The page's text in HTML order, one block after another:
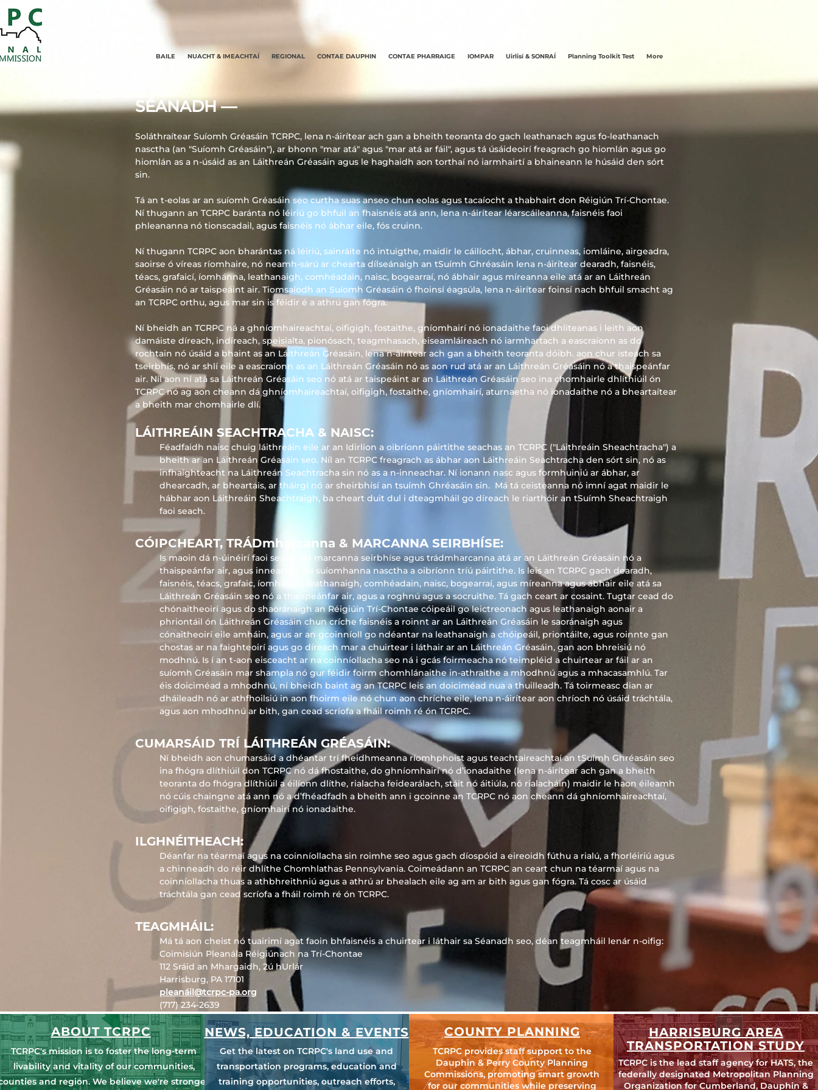
BAILE NUACHT & IMEACHTAÍ REGIONAL CONTAE DAUPHIN CONTAE PHARRAIGE IOMPAR Uirlisí & SONRAÍ Planning Toolkit Test More
SÉANADH ––
Soláthraítear Suíomh Gréasáin TCRPC, lena n-áirítear ach gan a bheith teoranta do gach leathanach agus fo-leathanach
nasctha (an "Suíomh Gréasáin"), ar bhonn "mar atá" agus "mar atá ar fáil", agus tá úsáideoirí freagrach go hiomlán agus go
hiomlán as a n-úsáid as an Láithreán Gréasáin agus le haghaidh aon torthaí nó iarmhairtí a bhaineann le húsáid den sórt
sin.
Tá an t-eolas ar an suíomh Gréasáin seo curtha suas anseo chun eolas agus tacaíocht a thabhairt don Réigiún Trí-Chontae.
Ní thugann an TCRPC baránta nó léiriú go bhfuil an fhaisnéis atá ann, lena n-áirítear léarscáileanna, faisnéis faoi
phleananna nó tionscadail, agus faisnéis nó ábhar eile, fós cruinn.
Ní thugann TCRPC aon bharántas ná léiriú, sainráite nó intuigthe, maidir le cáilíocht, ábhar, cruinneas, iomláine, airgeadra,
saoirse ó víreas ríomhaire, nó neamh-sárú ar chearta dílseánaigh an tSuímh Ghréasáin lena n-áirítear dearadh, faisnéis,
téacs, grafaicí, íomhánna, leathanaigh, comhéadain, naisc, bogearraí, nó ábhair agus míreanna eile atá ar an Láithreán
Gréasáin nó ar taispeáint air. Tiomsaíodh an Suíomh Gréasáin ó fhoinsí éagsúla, lena n-áirítear foinsí nach bhfuil smacht ag
an TCRPC orthu, agus mar sin is féidir é a athrú gan fógra.
Ní bheidh an TCRPC ná a ghníomhaireachtaí, oifigigh, fostaithe, gníomhairí nó ionadaithe faoi dhliteanas i leith aon
damáiste díreach, indíreach, speisialta, pionósach, teagmhasach, eiseamláireach nó iarmhartach a eascraíonn as do
rochtain nó úsáid a bhaint as an Láithreán Gréasáin, lena n-áirítear ach gan a bheith teoranta dóibh. aon chur isteach sa
tseirbhís, nó ar shlí eile a eascraíonn as an Láithreán Gréasáin nó as aon rud atá ar an Láithreán Gréasáin nó a thaispeánfar
air. Níl aon ní atá sa Láithreán Gréasáin seo nó atá ar taispeáint ar an Láithreán Gréasáin seo ina chomhairle dhlíthiúil ón
TCRPC nó ag aon cheann dá ghníomhaireachtaí, oifigigh, fostaithe, gníomhairí, aturnaetha nó ionadaithe nó a bheartaítear
a bheith mar chomhairle dlí.
LÁITHREÁIN SEACHTRACHA & NAISC:
Féadfaidh naisc chuig láithreáin eile ar an Idirlíon a oibríonn páirtithe seachas an TCRPC ("Láithreáin Sheachtracha") a
bheith ar an Láithreán Gréasáin seo. Níl an TCRPC freagrach as ábhar aon Láithreáin Seachtracha den sórt sin, nó as
infhaighteacht na Láithreán Seachtracha sin nó as a n-inneachar. Ní ionann nasc agus formhuiniú ar ábhar, ar
dhearcadh, ar bheartais, ar tháirgí nó ar sheirbhísí an tsuímh Ghréasáin sin. Má tá ceisteanna nó imní agat maidir le
hábhar aon Láithreáin Sheachtraigh, ba cheart duit dul i dteagmháil go díreach le riarthóir an tSuímh Sheachtraigh
faoi seach.
CÓIPCHEART, TRÁDmharcanna & MARCANNA SEIRBHÍSE:
Is maoin dá n-úinéirí faoi seach iad marcanna seirbhíse agus trádmharcanna atá ar an Láithreán Gréasáin nó a
thaispeánfar air, agus inneachar na suíomhanna nasctha a oibríonn tríú páirtithe. Is leis an TCRPC gach dearadh,
faisnéis, téacs, grafaic, íomhánna, leathanaigh, comhéadain, naisc, bogearraí, agus míreanna agus ábhair eile atá sa
Láithreán Gréasáin seo nó a thaispeánfar air, agus a roghnú agus a socruithe. Tá gach ceart ar cosaint. Tugtar cead do
chónaitheoirí agus do shaoránaigh an Réigiúin Trí-Chontae cóipeáil go leictreonach agus leathanaigh aonair a
phriontáil ón Láithreán Gréasáin chun críche faisnéis a roinnt ar an Láithreán Gréasáin le saoránaigh agus
cónaitheoirí eile amháin, agus ar an gcoinníoll go ndéantar na leathanaigh a chóipeáil, priontáilte, agus roinnte gan
chostas ar na faighteoirí agus go díreach mar a chuirtear i láthair ar an Láithreán Gréasáin, gan aon bhreisiú nó
modhnú. Is í an t-aon eisceacht ar na coinníollacha seo ná i gcás foirmeacha nó teimpléid a chuirtear ar fáil ar an
suíomh Gréasáin mar shampla nó gur féidir foirm chomhlánaithe in-athraithe a mhodhnú agus a mhacasamhlú. Tar
éis doiciméad a mhodhnú, ní bheidh baint ag an TCRPC leis an doiciméad nua a thuilleadh. Tá toirmeasc dian ar
dháileadh nó ar athfhoilsiú in aon fhoirm eile nó chun aon chríche eile, lena n-áirítear aon chríoch nó úsáid tráchtála,
agus aon mhodhnú ar bith, gan cead scríofa a fháil roimh ré ón TCRPC.
CUMARSÁID TRÍ LÁITHREÁN GRÉASÁIN:
Ní bheidh aon chumarsáid a dhéantar trí fheidhmeanna ríomhphoist agus teachtaireachtaí an tSuímh Ghréasáin seo
ina fhógra dlíthiúil don TCRPC nó dá fhostaithe, do ghníomhairí nó d’ionadaithe (lena n-áirítear ach gan a bheith
teoranta do fhógra dlíthiúil a éilíonn dlíthe, rialacha feidearálach, stáit nó áitiúla, nó rialacháin) maidir le haon éileamh
nó cúis chaingne atá ann nó a d’fhéadfadh a bheith ann i gcoinne an TCRPC nó aon cheann dá ghníomhaireachtaí,
oifigigh, fostaithe, gníomhairí nó ionadaithe.
ILGHNÉITHEACH:
Déanfar na téarmaí agus na coinníollacha sin roimhe seo agus gach díospóid a eireoidh fúthu a rialú, a fhorléiriú agus
a chinneadh do réir dhlíthe Chomhlathas Pennsylvania. Coimeádann an TCRPC an ceart chun na téarmaí agus na
coinníollacha thuas a athbhreithniú agus a athrú ar bhealach eile ag am ar bith agus gan fógra. Tá cosc ar úsáid
tráchtála gan cead scríofa a fháil roimh ré ón TCRPC.
TEAGMHÁIL:
Má tá aon cheist nó tuairimí agat faoin bhfaisnéis a chuirtear i láthair sa Séanadh seo, déan teagmháil lenár n-oifig:
Coimisiún Pleanála Réigiúnach na Trí-Chontae
112 Sráid an Mhargaidh, 2ú hUrlár
Harrisburg, PA 17101
pleanáil@tcrpc-pa.org
(717) 234-2639
ABOUT TCRPC
TCRPC's mission is to foster the long-term
livability and vitality of our communities,
and region. We believe we're stronger
NEWS, EDUCATION & EVENTS
Get the latest on TCRPC's land use and
transportation programs, education and
training opportunities, outreach efforts,
COUNTY PLANNING
TCRPC provides staff support to the
Dauphin & Perry County Planning
Commissions, promoting smart growth
for our communities while preserving
HARRISBURG AREA
TRANSPORTATION STUDY
TCRPC is the lead staff agency for HATS, the
federally designated Metropolitan Planning
Organization for Cumberland, Dauphin &